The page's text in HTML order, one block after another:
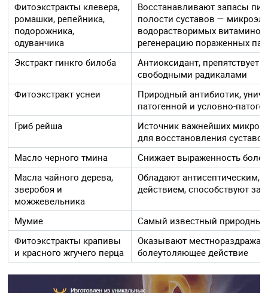
Фитоэкстракты клевера,
ромашки, репейника,
подорожника,
одуванчика
Восстанавливают запасы
полости суставов —
водорастворимых
регенерацию пораженных
Экстракт гинкго билоба
Антиоксидант, препятствует
свободными радикалами
Фитоэкстракт уснеи
Природный антибиотик,
патогенной и условно-
Гриб рейша
Источник важнейших
для восстановления суставов
Масло черного тмина
Снижает выраженность
Масла чайного дерева,
зверобоя и
можжевельника
Обладают антисептическим,
действием, способствуют
Мумие
Самый известный природный
Фитоэкстракты крапивы
и красного жгучего перца
Оказывают
болеутоляющее действие